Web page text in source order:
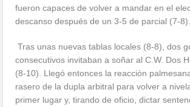
fueron capaces de volver a mandar en el
descanso después de un 3-5 de parcial (7-8).
Tras unas nuevas tablas locales (8-8), dos
consecutivos invitaban a soñar al C.W. Dos
(8-10). Llegó entonces la reacción
rasero de la dupla arbitral para volver a
primer lugar y, tirando de oficio, dictar